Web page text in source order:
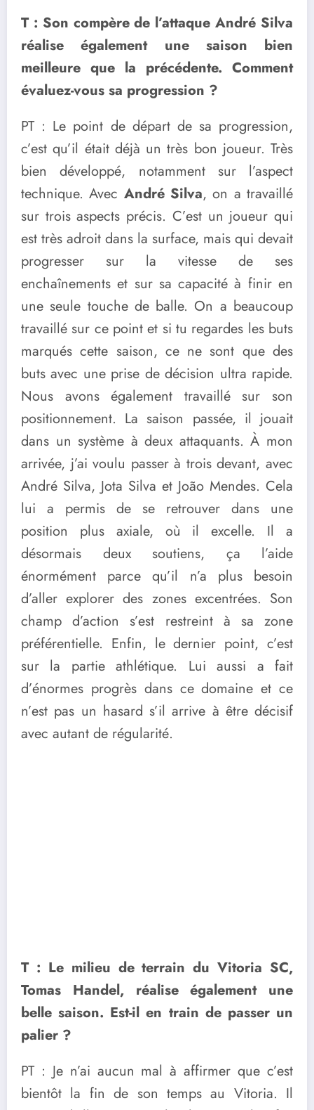
T : Son compère de l’attaque André Silva
réalise également une saison bien
meilleure que la précédente. Comment
évaluez-vous sa progression ?
PT : Le point de départ de sa progression,
c’est qu’il était déjà un très bon joueur. Très
bien développé, notamment sur l’aspect
technique. Avec André Silva, on a travaillé
sur trois aspects précis. C’est un joueur qui
est très adroit dans la surface, mais qui devait
progresser sur la vitesse de ses
enchaînements et sur sa capacité à finir en
une seule touche de balle. On a beaucoup
travaillé sur ce point et si tu regardes les buts
marqués cette saison, ce ne sont que des
buts avec une prise de décision ultra rapide.
Nous avons également travaillé sur son
positionnement. La saison passée, il jouait
dans un système à deux attaquants. À mon
arrivée, j’ai voulu passer à trois devant, avec
André Silva, Jota Silva et João Mendes. Cela
lui a permis de se retrouver dans une
position plus axiale, où il excelle. Il a
désormais deux soutiens, ça l’aide
énormément parce qu’il n’a plus besoin
d’aller explorer des zones excentrées. Son
champ d’action s’est restreint à sa zone
préférentielle. Enfin, le dernier point, c’est
sur la partie athlétique. Lui aussi a fait
d’énormes progrès dans ce domaine et ce
n’est pas un hasard s’il arrive à être décisif
avec autant de régularité.
T : Le milieu de terrain du Vitoria SC,
Tomas Handel, réalise également une
belle saison. Est-il en train de passer un
palier ?
PT : Je n’ai aucun mal à affirmer que c’est
bientôt la fin de son temps au Vitoria. Il